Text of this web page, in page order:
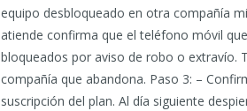
equipo desbloqueado en otra compañía
atiende confirma que el teléfono móvil
bloqueados por aviso de robo o extravío.
compañía que abandona. Paso 3: –
suscripción del plan. Al día siguiente